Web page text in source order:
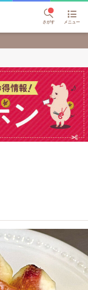
さがす メニュー